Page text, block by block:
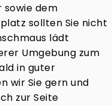
sowie dem
sollten Sie nicht
lädt
Umgebung zum
in guter
wir Sie gern und
zur Seite